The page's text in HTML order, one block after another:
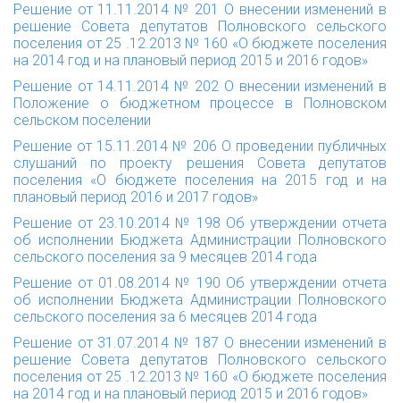
Решение от 11.11.2014 № 201 О внесении изменений в
решение Совета депутатов Полновского сельского
поселения от 25 .12.2013 № 160 «О бюджете поселения
на 2014 год и на плановый период 2015 и 2016 годов»
Решение от 14.11.2014 № 202 О внесении изменений в
Положение о бюджетном процессе в Полновском
сельском поселении
Решение от 15.11.2014 № 206 О проведении публичных
слушаний по проекту решения Совета депутатов
поселения «О бюджете поселения на 2015 год и на
плановый период 2016 и 2017 годов»
Решение от 23.10.2014 № 198 Об утверждении отчета
об исполнении Бюджета Администрации Полновского
сельского поселения за 9 месяцев 2014 года
Решение от 01.08.2014 № 190 Об утверждении отчета
об исполнении Бюджета Администрации Полновского
сельского поселения за 6 месяцев 2014 года
Решение от 31.07.2014 № 187 О внесении изменений в
решение Совета депутатов Полновского сельского
поселения от 25 .12.2013 № 160 «О бюджете поселения
на 2014 год и на плановый период 2015 и 2016 годов»